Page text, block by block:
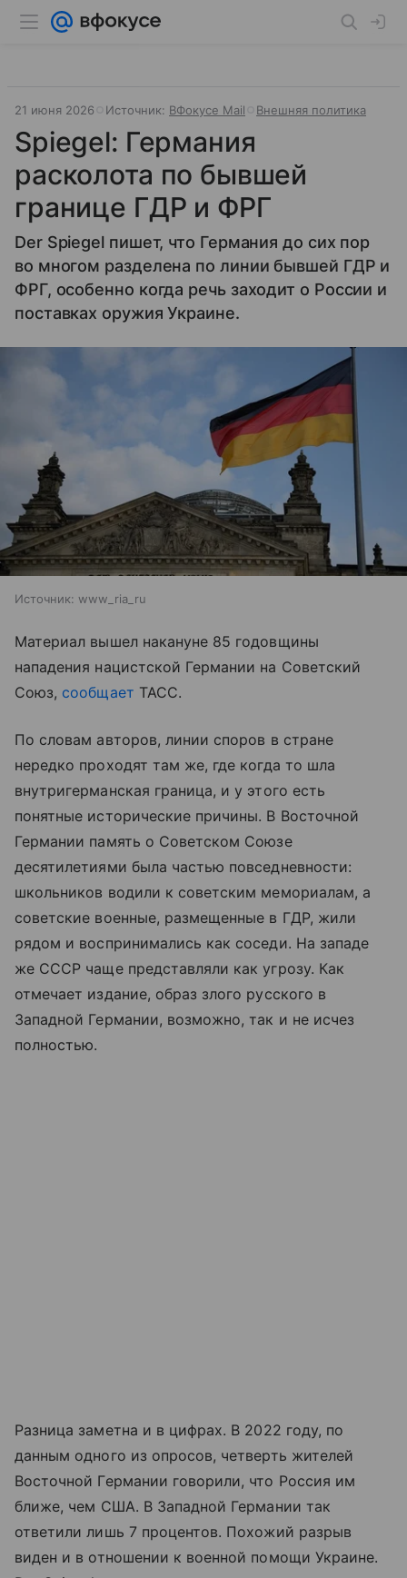
21 июня 2026 Источник: ВФокусе Mail Внешняя политика
Spiegel: Германия
расколота по бывшей
границе ГДР и ФРГ
Der Spiegel пишет, что Германия до сих пор
во многом разделена по линии бывшей ГДР и
ФРГ, особенно когда речь заходит о России и
поставках оружия Украине.
Источник: www_ria_ru
Материал вышел накануне 85 годовщины
нападения нацистской Германии на Советский
Союз, сообщает ТАСС.
По словам авторов, линии споров в стране
нередко проходят там же, где когда то шла
внутригерманская граница, и у этого есть
понятные исторические причины. В Восточной
Германии память о Советском Союзе
десятилетиями была частью повседневности:
школьников водили к советским мемориалам, а
советские военные, размещенные в ГДР, жили
рядом и воспринимались как соседи. На западе
же СССР чаще представляли как угрозу. Как
отмечает издание, образ злого русского в
Западной Германии, возможно, так и не исчез
полностью.
Разница заметна и в цифрах. В 2022 году, по
данным одного из опросов, четверть жителей
Восточной Германии говорили, что Россия им
ближе, чем США. В Западной Германии так
ответили лишь 7 процентов. Похожий разрыв
виден и в отношении к военной помощи Украине.